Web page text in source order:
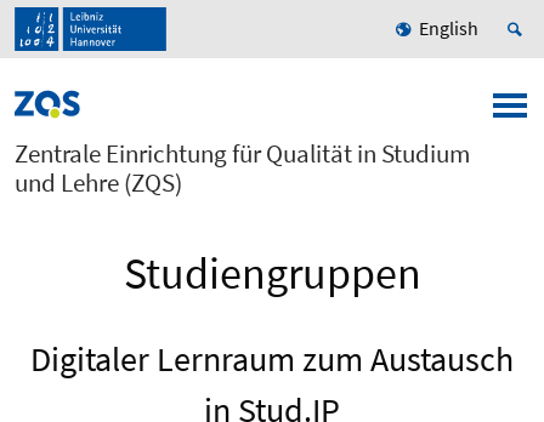
English
Zentrale Einrichtung für Qualität in Studium
und Lehre (ZQS)
Studiengruppen
Digitaler Lernraum zum Austausch
in Stud.IP